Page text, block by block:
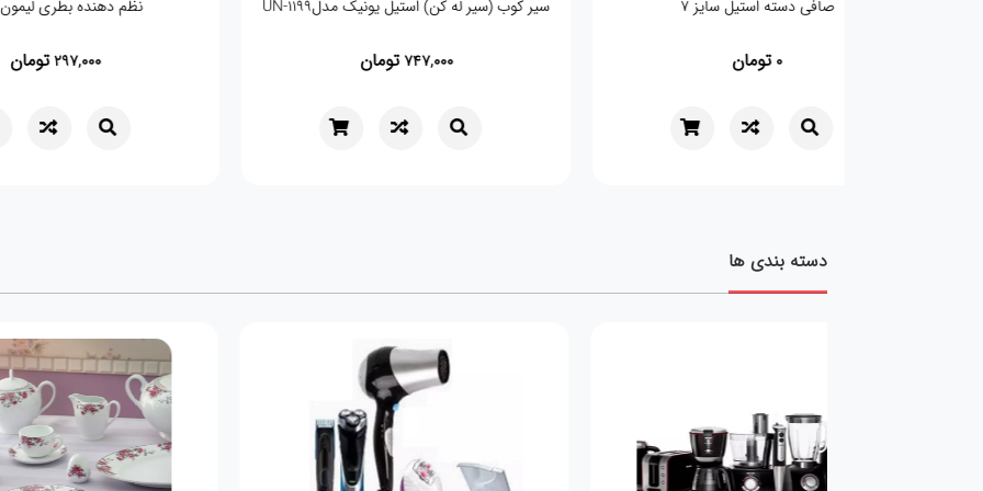
صافی دسته استیل سایز 7 سیر کوب (سیر له کن) استیل یونیک مدلUN-1199
747,000
نظم دهنده
دسته بندی ها